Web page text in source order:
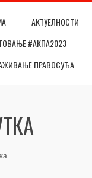
АКТУЕЛНОСТИ
#АКПА2023
ПРАВОСУЂА